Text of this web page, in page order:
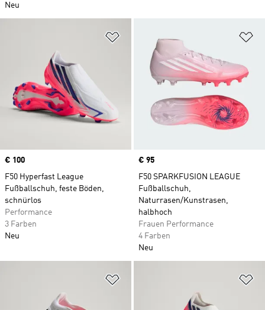
Neu
Price
€ 100
F50 Hyperfast League
Fußballschuh, feste Böden,
schnürlos
Performance
3 Farben
Neu
Price
€ 95
F50 SPARKFUSION LEAGUE
Fußballschuh,
Naturrasen/Kunstrasen,
halbhoch
Frauen Performance
4 Farben
Neu
Zur Wunschliste hinzufügen